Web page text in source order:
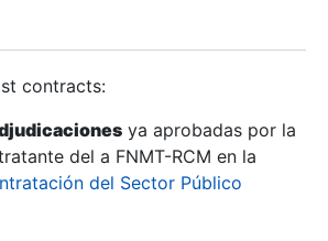
contracts:
ya aprobadas por la
del a FNMT-RCM en la
del Sector Público